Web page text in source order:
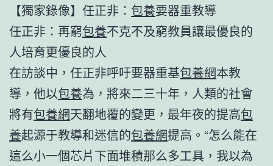
【獨家錄像】任正非： 包養要器重教導
任正非：再窮包養不克不及窮教員讓最優良的
人培育更優良的人
在訪談中，任正非呼吁要器重基包養網本教
導，他以包養為，將來二三十年，人類的社會
將有包養網天翻地覆的變更，最年夜的提高包
養起源于教導和迷信的包養網提高。“怎么能在
這么小一個芯片下面堆積那么多工具，我以為